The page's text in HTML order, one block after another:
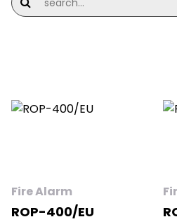
Fire Alarm
ROP-400/EU